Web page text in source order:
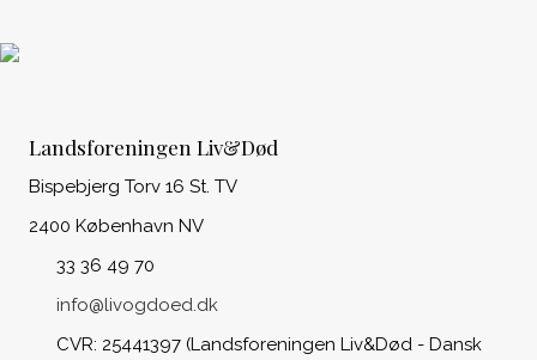
Landsforeningen Liv&Død
Bispebjerg Torv 16 St. TV
2400 København NV
33 36 49 70
info@livogdoed.dk
CVR: 25441397 (Landsforeningen Liv&Død - Dansk